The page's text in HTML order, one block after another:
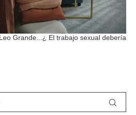
Grande...¿ El trabajo sexual debería